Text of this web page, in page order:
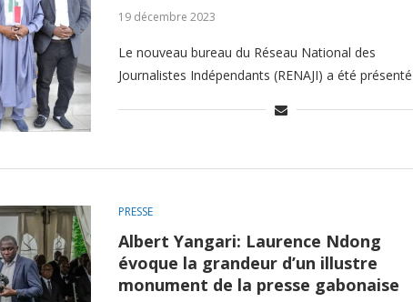
19 décembre 2023
Le nouveau bureau du Réseau National des
Journalistes Indépendants (RENAJI) a été
PRESSE
Albert Yangari: Laurence Ndong
évoque la grandeur d’un illustre
monument de la presse gabonaise